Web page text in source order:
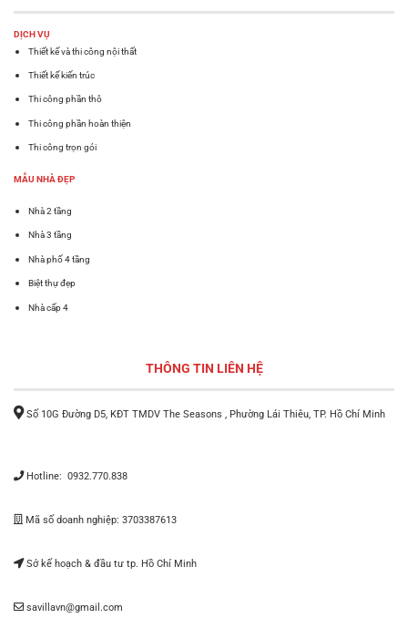
DỊCH VỤ
Thiết kế và thi công nội thất
Thiết kế kiến trúc
Thi công phần thô
Thi công phần hoàn thiện
Thi công trọn gói
MẪU NHÀ ĐẸP
Nhà 2 tầng
Nhà 3 tầng
Nhà phố 4 tầng
Biệt thự đẹp
Nhà cấp 4
THÔNG TIN LIÊN HỆ
Số 10G Đường D5, KĐT TMDV The Seasons , Phường Lái Thiêu, TP. Hồ Chí Minh
Hotline: 0932.770.838
Mã số doanh nghiệp: 3703387613
Sở kế hoạch & đầu tư tp. Hồ Chí Minh
savillavn@gmail.com